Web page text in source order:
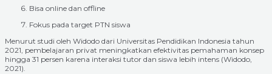
Bisa online dan offline
Fokus pada target PTN siswa
Menurut studi oleh Widodo dari Universitas Pendidikan Indonesia tahun
2021, pembelajaran privat meningkatkan efektivitas pemahaman konsep
hingga 31 persen karena interaksi tutor dan siswa lebih intens (Widodo,
2021).